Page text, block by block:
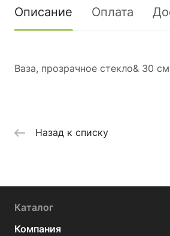
Описание Оплата
Ваза, прозрачное стекло& 30
Назад к списку
Каталог
Компания